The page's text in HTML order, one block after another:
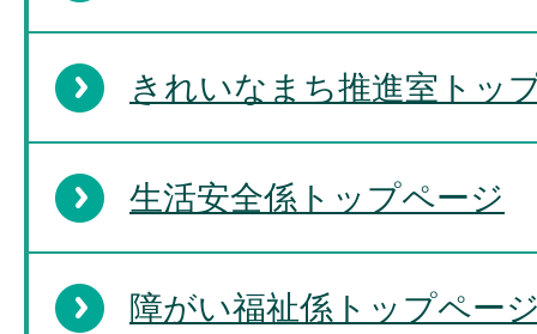
きれいなまち推進室トッ
生活安全係トップページ
障がい福祉係トップペー